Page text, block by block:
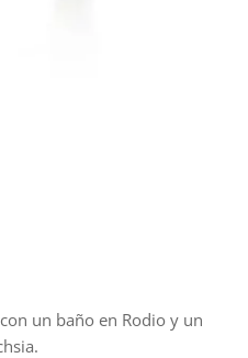
un baño en Rodio y un